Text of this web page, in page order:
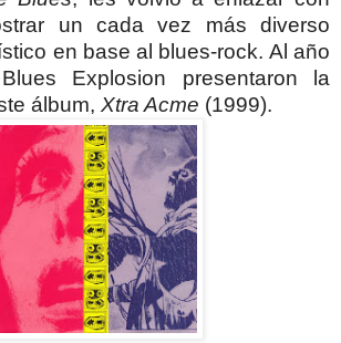
un cada vez más diverso
en base al blues-rock. Al año
Explosion presentaron la
álbum, Xtra Acme (1999).